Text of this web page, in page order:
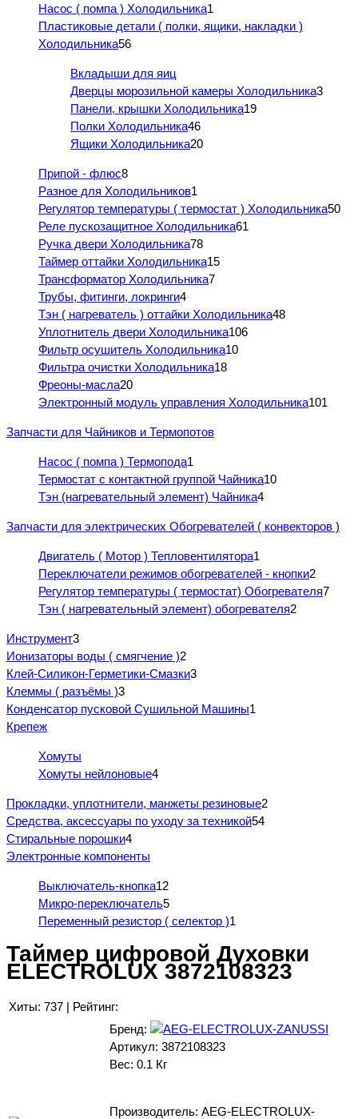
Насос ( помпа ) Холодильника1
Пластиковые детали ( полки, ящики, накладки )
Холодильника56
Вкладыши для яиц
Дверцы морозильной камеры Холодильника3
Панели, крышки Холодильника19
Полки Холодильника46
Ящики Холодильника20
Припой - флюс8
Разное для Холодильников1
Регулятор температуры ( термостат ) Холодильника50
Реле пускозащитное Холодильника61
Ручка двери Холодильника78
Таймер оттайки Холодильника15
Трансформатор Холодильника7
Трубы, фитинги, локринги4
Тэн ( нагреватель ) оттайки Холодильника48
Уплотнитель двери Холодильника106
Фильтр осушитель Холодильника10
Фильтра очистки Холодильника18
Фреоны-масла20
Электронный модуль управления Холодильника101
Запчасти для Чайников и Термопотов
Насос ( помпа ) Термопода1
Термостат с контактной группой Чайника10
Тэн (нагревательный элемент) Чайника4
Запчасти для электрических Обогревателей ( конвекторов )
Двигатель ( Мотор ) Тепловентилятора1
Переключатели режимов обогревателей - кнопки2
Регулятор температуры ( термостат) Обогревателя7
Тэн ( нагревательный элемент) обогревателя2
Инструмент3
Ионизаторы воды ( смягчение )2
Клей-Силикон-Герметики-Смазки3
Клеммы ( разъёмы )3
Конденсатор пусковой Сушильной Машины1
Крепеж
Хомуты
Хомуты нейлоновые4
Прокладки, уплотнители, манжеты резиновые2
Средства, аксессуары по уходу за техникой54
Стиральные порошки4
Электронные компоненты
Выключатель-кнопка12
Микро-переключатель5
Переменный резистор ( селектор )1
Таймер цифровой Духовки
ELECTROLUX 3872108323
Хиты: 737 | Рейтинг:
Бренд:
Артикул: 3872108323
Вес: 0.1 Кг
Производитель: AEG-ELECTROLUX-